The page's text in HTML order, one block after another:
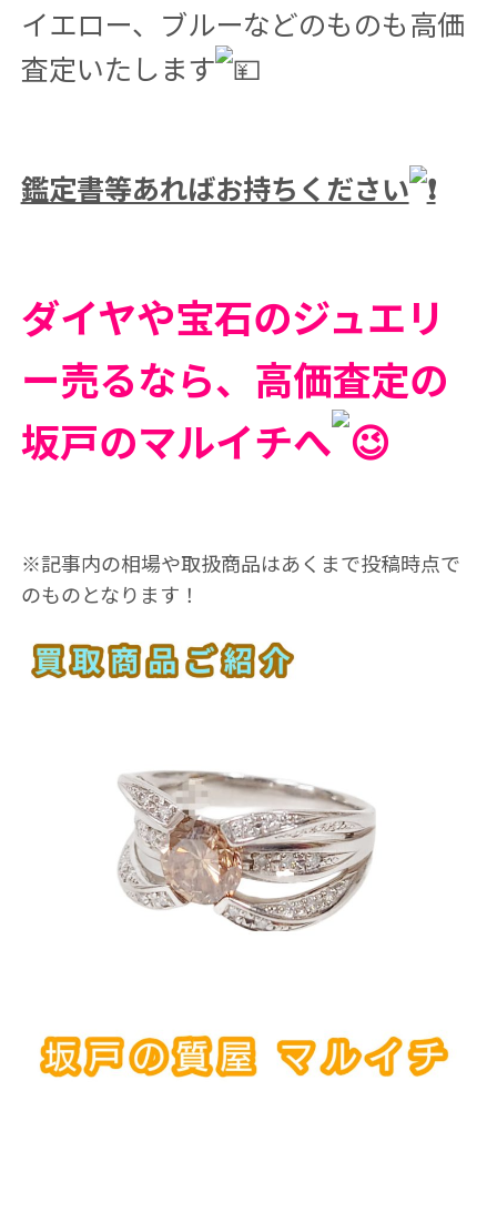
イエロー、ブルーなどのものも高価
査定いたします
鑑定書等あればお持ちください
ダイヤや宝石のジュエリ
ー売るなら、高価査定の
坂戸のマルイチへ
※記事内の相場や取扱商品はあくまで投稿時点で
のものとなります！